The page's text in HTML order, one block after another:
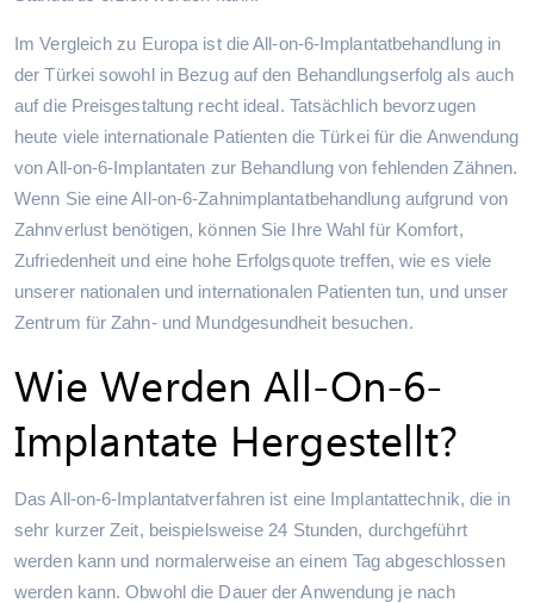
Im Vergleich zu Europa ist die All-on-6-Implantatbehandlung in
der Türkei sowohl in Bezug auf den Behandlungserfolg als auch
auf die Preisgestaltung recht ideal. Tatsächlich bevorzugen
heute viele internationale Patienten die Türkei für die Anwendung
von All-on-6-Implantaten zur Behandlung von fehlenden Zähnen.
Wenn Sie eine All-on-6-Zahnimplantatbehandlung aufgrund von
Zahnverlust benötigen, können Sie Ihre Wahl für Komfort,
Zufriedenheit und eine hohe Erfolgsquote treffen, wie es viele
unserer nationalen und internationalen Patienten tun, und unser
Zentrum für Zahn- und Mundgesundheit besuchen.
Wie Werden All-On-6-
Implantate Hergestellt?
Das All-on-6-Implantatverfahren ist eine Implantattechnik, die in
sehr kurzer Zeit, beispielsweise 24 Stunden, durchgeführt
werden kann und normalerweise an einem Tag abgeschlossen
werden kann. Obwohl die Dauer der Anwendung je nach